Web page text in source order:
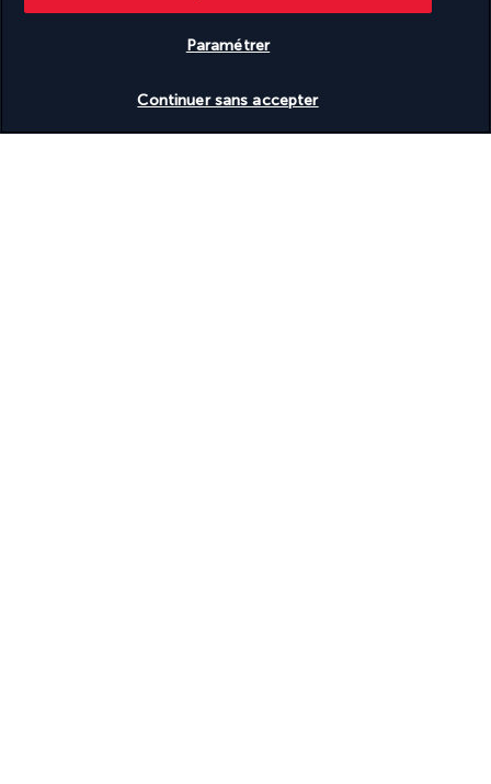
Paramétrer
Continuer sans accepter